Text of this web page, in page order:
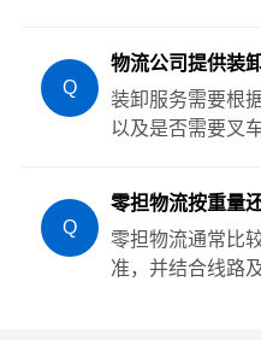
Q
物流公司提供装
装卸服务需要根
以及是否需要叉
Q
零担物流按重量
零担物流通常比
准，并结合线路